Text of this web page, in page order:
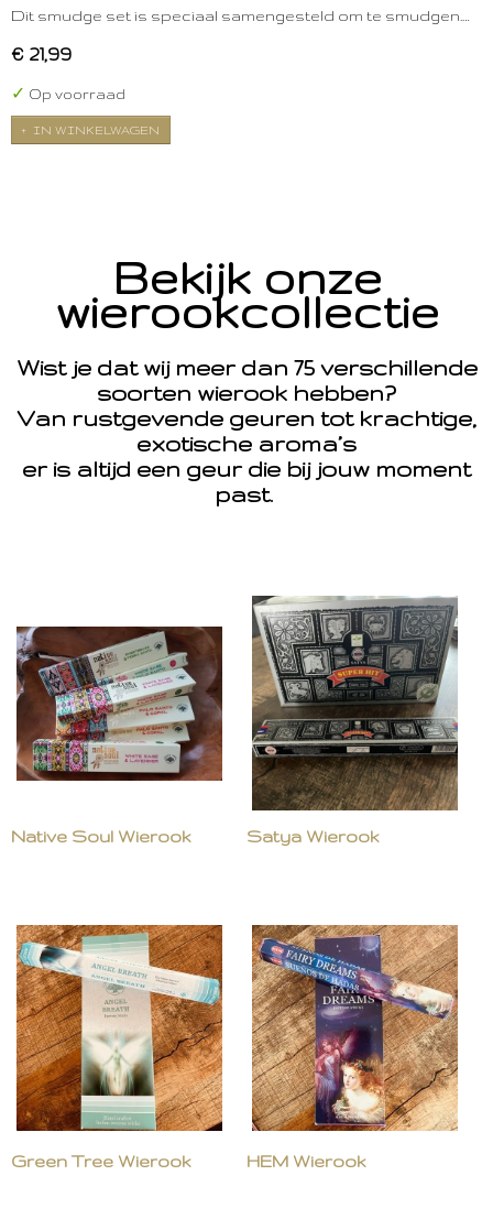
Dit smudge set is speciaal samengesteld om te smudgen.…
€ 21,99
✓ Op voorraad
IN WINKELWAGEN
Bekijk onze
wierookcollectie
Wist je dat wij meer dan 75 verschillende
soorten wierook hebben?
Van rustgevende geuren tot krachtige,
exotische aroma’s
er is altijd een geur die bij jouw moment
past.
Native Soul Wierook Satya Wierook
Green Tree Wierook HEM Wierook